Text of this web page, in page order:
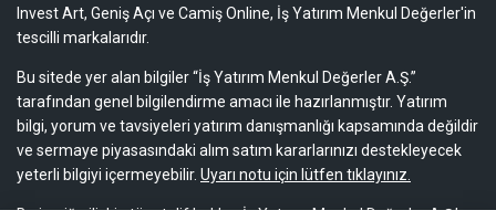
Invest Art, Geniş Açı ve Camiş Online, İş Yatırım Menkul Değerler'in
tescilli markalarıdır.
Bu sitede yer alan bilgiler “İş Yatırım Menkul Değerler A.Ş.”
tarafından genel bilgilendirme amacı ile hazırlanmıştır. Yatırım
bilgi, yorum ve tavsiyeleri yatırım danışmanlığı kapsamında değildir
ve sermaye piyasasındaki alım satım kararlarınızı destekleyecek
yeterli bilgiyi içermeyebilir. Uyarı notu için lütfen tıklayınız.
Bu içeriğe ilişkin tüm telif hakları İş Yatırım Menkul Değerler A.Ş.’ye